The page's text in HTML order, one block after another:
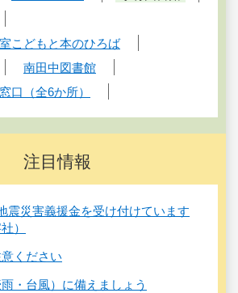
こどもと本のひろば
南田中図書館
口（全6か所）
注目情報
震災害義援金を受け付けています
）
ください
・台風）に備えましょう